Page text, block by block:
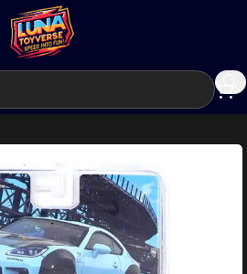
Kargo